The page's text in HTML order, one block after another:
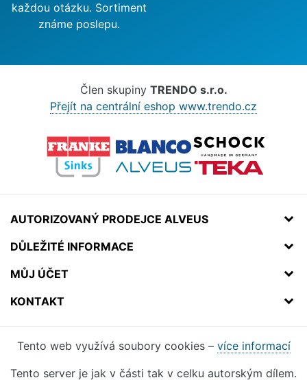
každou otázku. Sortiment
známe poslepu.
Člen skupiny TRENDO s.r.o.
Přejít na centrální eshop www.trendo.cz
AUTORIZOVANÝ PRODEJCE ALVEUS
DŮLEŽITÉ INFORMACE
MŮJ ÚČET
KONTAKT
Tento web využívá soubory cookies – více informací
Tento server je jak v části tak v celku autorským dílem.